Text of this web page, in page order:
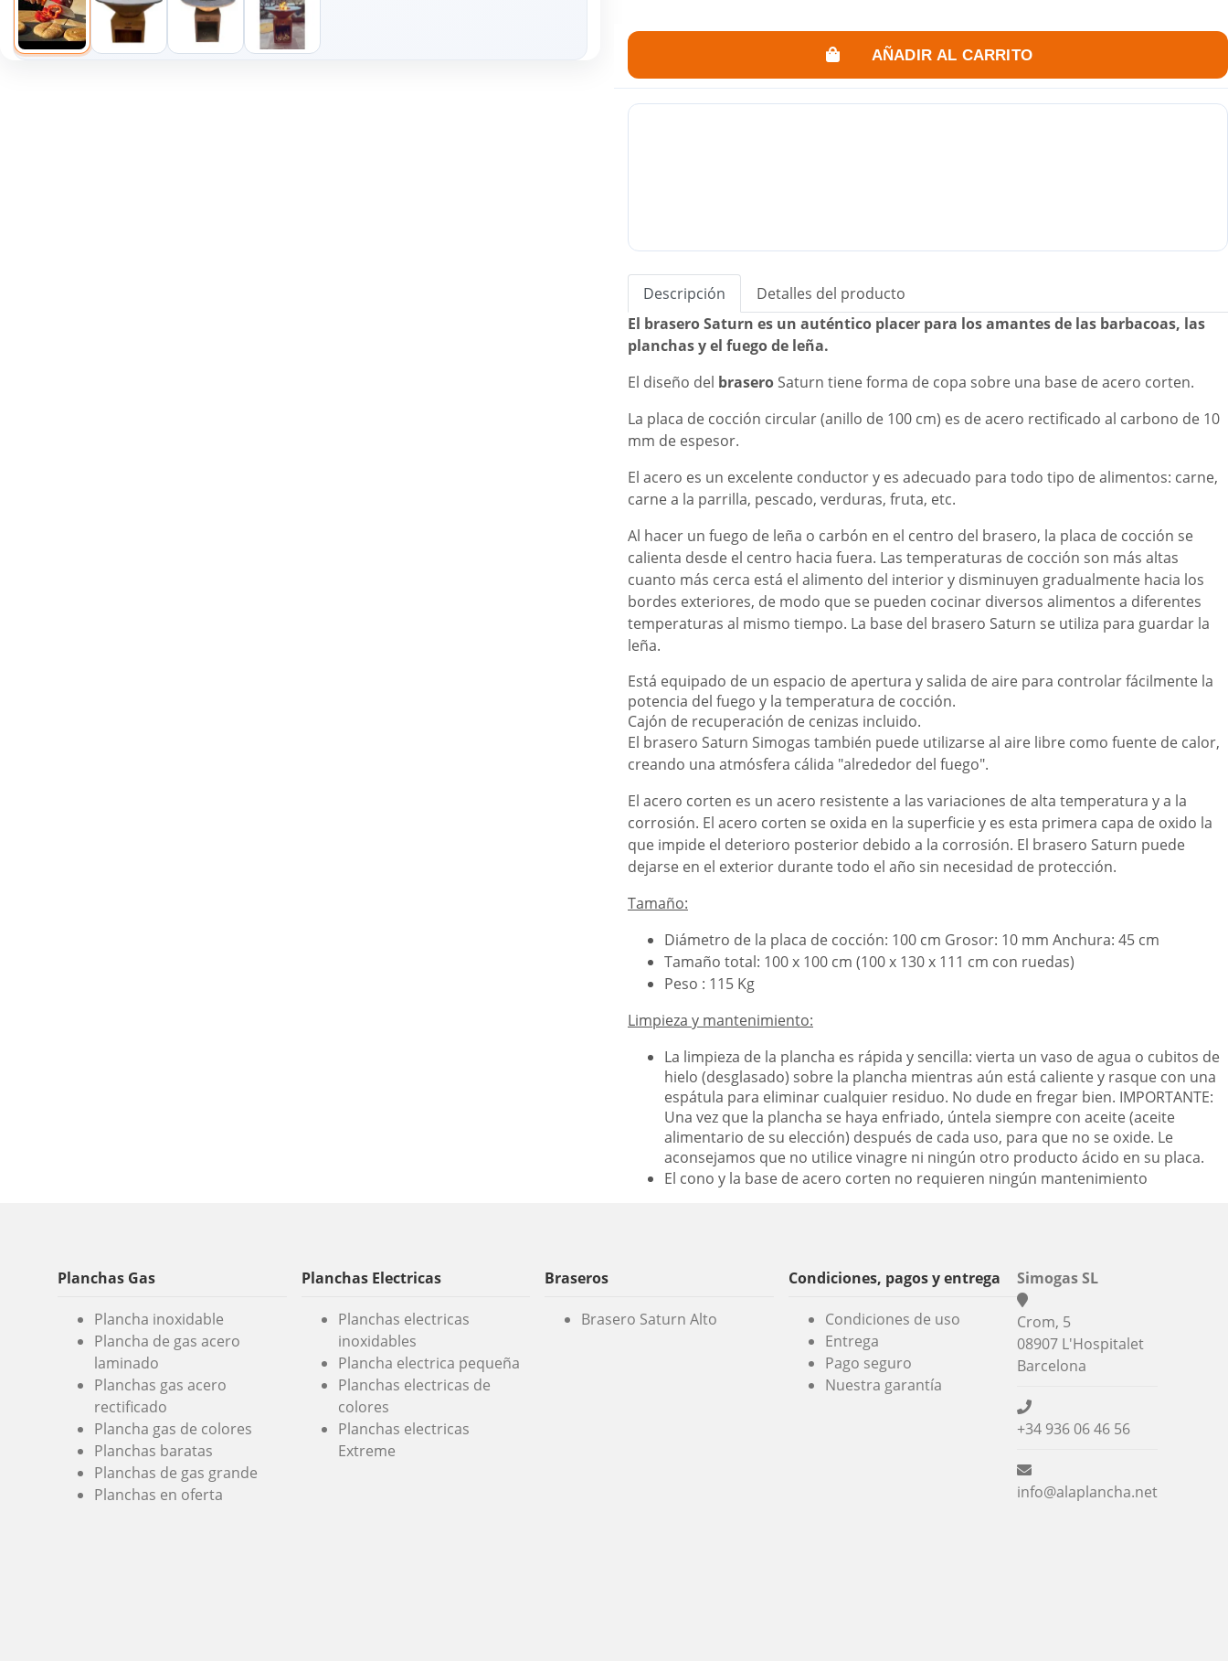
AÑADIR AL CARRITO
Descripción
Detalles del producto
El brasero Saturn es un auténtico placer para los amantes de las barbacoas, las
planchas y el fuego de leña.
El diseño del brasero Saturn tiene forma de copa sobre una base de acero corten.
La placa de cocción circular (anillo de 100 cm) es de acero rectificado al carbono de 10
mm de espesor.
El acero es un excelente conductor y es adecuado para todo tipo de alimentos: carne,
carne a la parrilla, pescado, verduras, fruta, etc.
Al hacer un fuego de leña o carbón en el centro del brasero, la placa de cocción se
calienta desde el centro hacia fuera. Las temperaturas de cocción son más altas
cuanto más cerca está el alimento del interior y disminuyen gradualmente hacia los
bordes exteriores, de modo que se pueden cocinar diversos alimentos a diferentes
temperaturas al mismo tiempo. La base del brasero Saturn se utiliza para guardar la
leña.
Está equipado de un espacio de apertura y salida de aire para controlar fácilmente la
potencia del fuego y la temperatura de cocción.
Cajón de recuperación de cenizas incluido.
El brasero Saturn Simogas también puede utilizarse al aire libre como fuente de calor,
creando una atmósfera cálida "alrededor del fuego".
El acero corten es un acero resistente a las variaciones de alta temperatura y a la
corrosión. El acero corten se oxida en la superficie y es esta primera capa de oxido la
que impide el deterioro posterior debido a la corrosión. El brasero Saturn puede
dejarse en el exterior durante todo el año sin necesidad de protección.
Tamaño:
Diámetro de la placa de cocción: 100 cm Grosor: 10 mm Anchura: 45 cm
Tamaño total: 100 x 100 cm (100 x 130 x 111 cm con ruedas)
Peso : 115 Kg
Limpieza y mantenimiento:
La limpieza de la plancha es rápida y sencilla: vierta un vaso de agua o cubitos de
hielo (desglasado) sobre la plancha mientras aún está caliente y rasque con una
espátula para eliminar cualquier residuo. No dude en fregar bien. IMPORTANTE:
Una vez que la plancha se haya enfriado, úntela siempre con aceite (aceite
alimentario de su elección) después de cada uso, para que no se oxide. Le
aconsejamos que no utilice vinagre ni ningún otro producto ácido en su placa.
El cono y la base de acero corten no requieren ningún mantenimiento
Planchas Gas
Plancha inoxidable
Plancha de gas acero
laminado
Planchas gas acero
rectificado
Plancha gas de colores
Planchas baratas
Planchas de gas grande
Planchas en oferta
Planchas Electricas
Planchas electricas
inoxidables
Plancha electrica pequeña
Planchas electricas de
colores
Planchas electricas
Extreme
Braseros
Brasero Saturn Alto
Condiciones, pagos y entrega
Condiciones de uso
Entrega
Pago seguro
Nuestra garantía
Simogas SL
Crom, 5
08907 L'Hospitalet
Barcelona
+34 936 06 46 56
info@alaplancha.net